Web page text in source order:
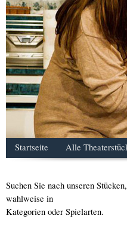
Startseite Alle
Suchen Sie nach unseren Stücken,
wahlweise in
Kategorien oder Spielarten.